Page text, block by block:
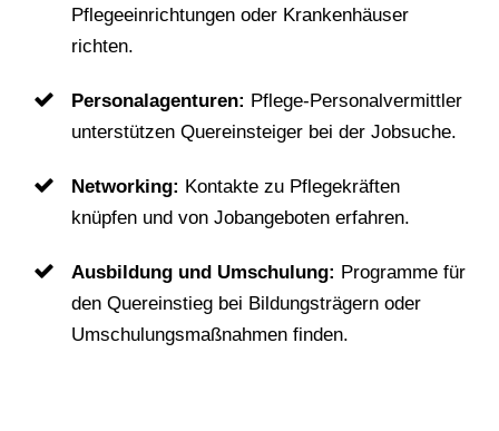
Pflegeeinrichtungen oder Krankenhäuser
richten.
Personalagenturen: Pflege-Personalvermittler
unterstützen Quereinsteiger bei der Jobsuche.
Networking: Kontakte zu Pflegekräften
knüpfen und von Jobangeboten erfahren.
Ausbildung und Umschulung: Programme für
den Quereinstieg bei Bildungsträgern oder
Umschulungsmaßnahmen finden.